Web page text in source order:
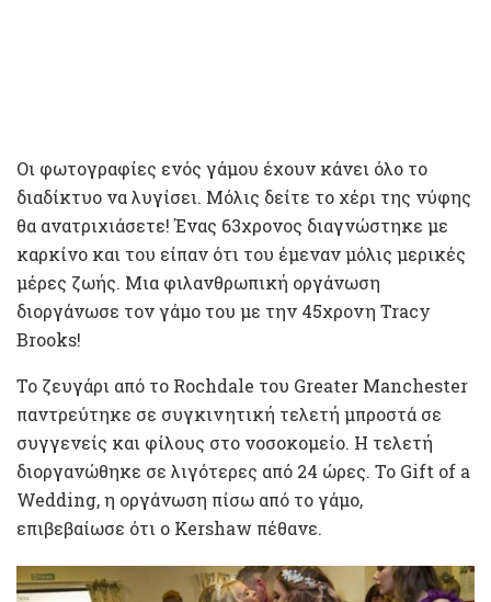
Οι φωτογραφίες ενός γάμου έχουν κάνει όλο το
διαδίκτυο να λυγίσει. Μόλις δείτε το χέρι της νύφης
θα ανατριχιάσετε! Ένας 63χρονος διαγνώστηκε με
καρκίνο και του είπαν ότι του έμεναν μόλις μερικές
μέρες ζωής. Μια φιλανθρωπική οργάνωση
διοργάνωσε τον γάμο του με την 45χρονη Tracy
Brooks!
Το ζευγάρι από το Rochdale του Greater Manchester
παντρεύτηκε σε συγκινητική τελετή μπροστά σε
συγγενείς και φίλους στο νοσοκομείο. Η τελετή
διοργανώθηκε σε λιγότερες από 24 ώρες. Το Gift of a
Wedding, η οργάνωση πίσω από το γάμο,
επιβεβαίωσε ότι ο Kershaw πέθανε.